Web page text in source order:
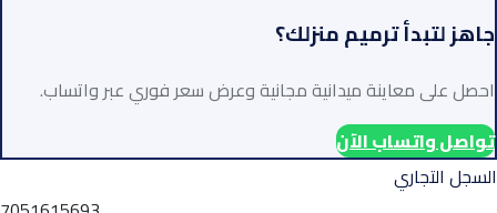
جاهز لتبدأ ترميم منزلك؟
احصل على معاينة ميدانية مجانية وعرض سعر فوري عبر واتساب.
تواصل واتساب الآن
السجل التجاري